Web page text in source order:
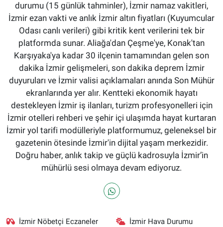
durumu (15 günlük tahminler), İzmir namaz vakitleri,
İzmir ezan vakti ve anlık İzmir altın fiyatları (Kuyumcular
Odası canlı verileri) gibi kritik kent verilerini tek bir
platformda sunar. Aliağa'dan Çeşme'ye, Konak'tan
Karşıyaka'ya kadar 30 ilçenin tamamından gelen son
dakika İzmir gelişmeleri, son dakika deprem İzmir
duyuruları ve İzmir valisi açıklamaları anında Son Mühür
ekranlarında yer alır. Kentteki ekonomik hayatı
destekleyen İzmir iş ilanları, turizm profesyonelleri için
İzmir otelleri rehberi ve şehir içi ulaşımda hayat kurtaran
İzmir yol tarifi modülleriyle platformumuz, geleneksel bir
gazetenin ötesinde İzmir'in dijital yaşam merkezidir.
Doğru haber, anlık takip ve güçlü kadrosuyla İzmir’in
mühürlü sesi olmaya devam ediyoruz.
İzmir Nöbetçi Eczaneler İzmir Hava Durumu